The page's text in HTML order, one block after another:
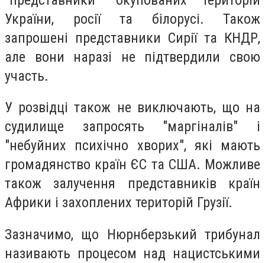
України, росії та білорусі. Також
запрошені представники Сирії та КНДР,
але вони наразі не підтвердили свою
участь.
У розвідці також не виключають, що на
судилище запросять "маргіналів" і
"небуйних психічно хворих", які мають
громадянство країн ЄС та США. Можливе
також залучення представників країн
Африки і захоплених територій Грузії.
Зазначимо, що Нюрнберзький трибунал
називають процесом над нацистськими